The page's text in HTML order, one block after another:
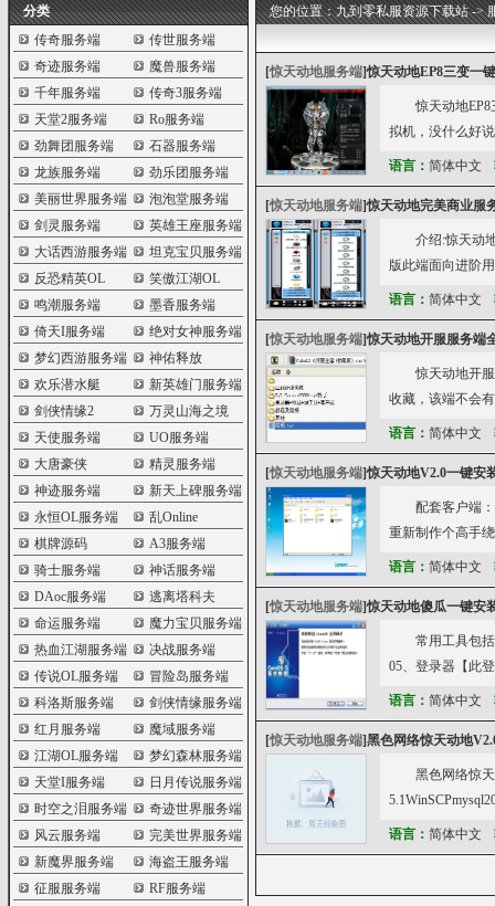
分类
传奇服务端
传世服务端
奇迹服务端
魔兽服务端
千年服务端
传奇3服务端
天堂2服务端
Ro服务端
劲舞团服务端
石器服务端
龙族服务端
劲乐团服务端
美丽世界服务端
泡泡堂服务端
剑灵服务端
英雄王座服务端
大话西游服务端
坦克宝贝服务端
反恐精英OL
笑傲江湖OL
鸣潮服务端
墨香服务端
倚天I服务端
绝对女神服务端
梦幻西游服务端
神佑释放
欢乐潜水艇
新英雄门服务端
剑侠情缘2
万灵山海之境
天使服务端
UO服务端
大唐豪侠
精灵服务端
神迹服务端
新天上碑服务端
永恒OL服务端
乱Online
棋牌源码
A3服务端
骑士服务端
神话服务端
DAoc服务端
逃离塔科夫
命运服务端
魔力宝贝服务端
热血江湖服务端
决战服务端
传说OL服务端
冒险岛服务端
科洛斯服务端
剑侠情缘服务端
红月服务端
魔域服务端
江湖OL服务端
梦幻森林服务端
天堂I服务端
日月传说服务端
时空之泪服务端
奇迹世界服务端
风云服务端
完美世界服务端
新魔界服务端
海盗王服务端
征服服务端
RF服务端
您的位置：九到零私服资源下载站->
[惊天动地服务端]惊天动地EP8三变一
惊天动地
拟机，没什么好
语言： 简体中文
[惊天动地服务端]惊天动地完美商业服
介绍:惊天动
版此端面向进阶
语言： 简体中文
[惊天动地服务端]惊天动地开服服务端
惊天动地开
收藏，该端不会
语言： 简体中文
[惊天动地服务端]惊天动地V2.0一键安
配套客户端
重新制作个高手
语言： 简体中文
[惊天动地服务端]惊天动地傻瓜一键安
常用工具包
05、登录器【此
语言： 简体中文
[惊天动地服务端]黑色网络惊天动地
黑色网络惊天
语言： 简体中文